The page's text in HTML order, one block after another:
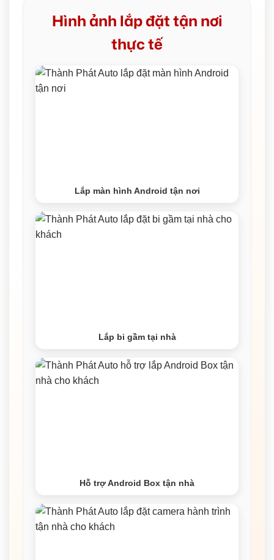
Hình ảnh lắp đặt tận nơi
thực tế
Lắp màn hình Android tận nơi
Lắp bi gầm tại nhà
Hỗ trợ Android Box tận nhà